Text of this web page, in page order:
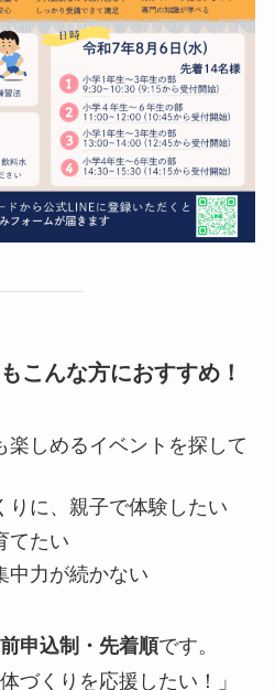
こんな方におすすめ！
楽しめるイベントを探して
りに、親子で体験したい
てたい
中力が続かない
申込制・先着順です。
づくりを応援したい！」